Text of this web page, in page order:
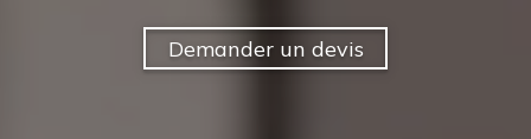
Demander un devis